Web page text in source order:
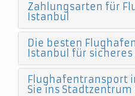
Zahlungsarten für
Istanbul
Die besten
Istanbul für sicheres
Flughafentransport
Sie ins